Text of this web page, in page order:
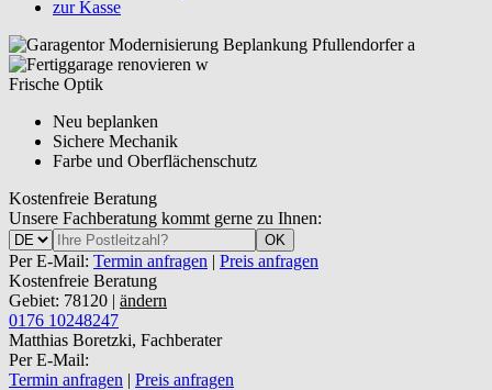
zur Kasse
Frische Optik
Neu beplanken
Sichere Mechanik
Farbe und Oberflächenschutz
Kostenfreie Beratung
Unsere Fachberatung kommt gerne zu Ihnen:
OK
Per E-Mail: Termin anfragen | Preis anfragen
Kostenfreie Beratung
Gebiet: 78120 | ändern
0176 10248247
Matthias Boretzki, Fachberater
Per E-Mail:
Termin anfragen | Preis anfragen